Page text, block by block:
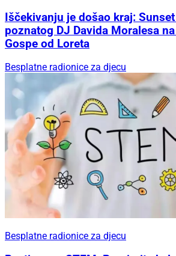
Iščekivanju je došao kraj:
poznatog DJ Davida Moralesa
Gospe od Loreta
Besplatne radionice za djecu
Besplatne radionice za djecu